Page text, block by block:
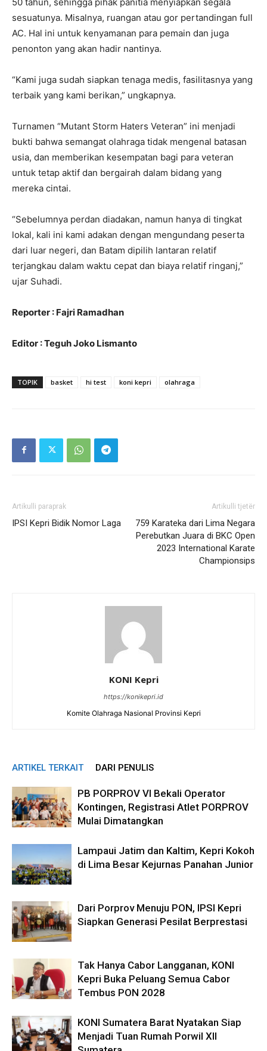
sesuatunya. Misalnya, ruangan atau gor pertandingan full
AC. Hal ini untuk kenyamanan para pemain dan juga
penonton yang akan hadir nantinya.
“Kami juga sudah siapkan tenaga medis, fasilitasnya yang
terbaik yang kami berikan,” ungkapnya.
Turnamen “Mutant Storm Haters Veteran” ini menjadi
bukti bahwa semangat olahraga tidak mengenal batasan
usia, dan memberikan kesempatan bagi para veteran
untuk tetap aktif dan bergairah dalam bidang yang
mereka cintai.
“Sebelumnya perdan diadakan, namun hanya di tingkat
lokal, kali ini kami adakan dengan mengundang peserta
dari luar negeri, dan Batam dipilih lantaran relatif
terjangkau dalam waktu cepat dan biaya relatif ringanj,”
ujar Suhadi.
Reporter : Fajri Ramadhan
Editor : Teguh Joko Lismanto
TOPIK basket hi test koni kepri olahraga
Artikulli paraprak
IPSI Kepri Bidik Nomor Laga
Artikulli tjetër
759 Karateka dari Lima Negara
Perebutkan Juara di BKC Open
2023 International Karate
Championsips
KONI Kepri
https://konikepri.id
Komite Olahraga Nasional Provinsi Kepri
ARTIKEL TERKAIT DARI PENULIS
PB PORPROV VI Bekali Operator
Kontingen, Registrasi Atlet PORPROV
Mulai Dimatangkan
Lampaui Jatim dan Kaltim, Kepri Kokoh
di Lima Besar Kejurnas Panahan Junior
Dari Porprov Menuju PON, IPSI Kepri
Siapkan Generasi Pesilat Berprestasi
Tak Hanya Cabor Langganan, KONI
Kepri Buka Peluang Semua Cabor
Tembus PON 2028
KONI Sumatera Barat Nyatakan Siap
Menjadi Tuan Rumah Porwil XII